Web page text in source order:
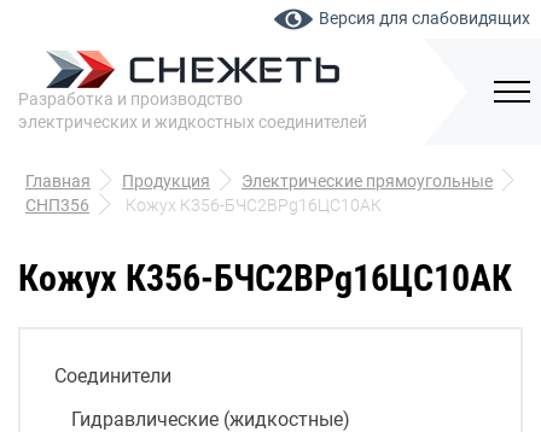
Версия для слабовидящих
Разработка и производство
электрических и жидкостных соединителей
Главная Продукция
Электрические прямоугольные
СНП356
Кожух К356-БЧС2ВPg16ЦС10АК
Кожух К356-БЧС2ВPg16ЦС10АК
Соединители
Гидравлические (жидкостные)